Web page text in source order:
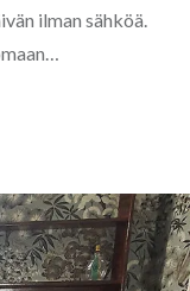
ilman sähköä.